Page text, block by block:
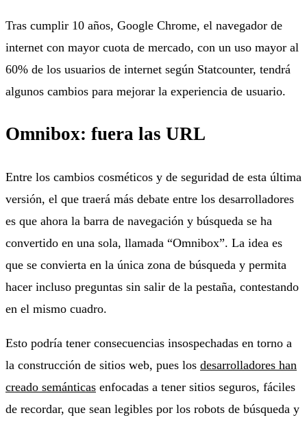
Tras cumplir 10 años, Google Chrome, el navegador de
internet con mayor cuota de mercado, con un uso mayor al
60% de los usuarios de internet según Statcounter, tendrá
algunos cambios para mejorar la experiencia de usuario.
Omnibox: fuera las URL
Entre los cambios cosméticos y de seguridad de esta última
versión, el que traerá más debate entre los desarrolladores
es que ahora la barra de navegación y búsqueda se ha
convertido en una sola, llamada “Omnibox”. La idea es
que se convierta en la única zona de búsqueda y permita
hacer incluso preguntas sin salir de la pestaña, contestando
en el mismo cuadro.
Esto podría tener consecuencias insospechadas en torno a
la construcción de sitios web, pues los desarrolladores han
creado semánticas enfocadas a tener sitios seguros, fáciles
de recordar, que sean legibles por los robots de búsqueda y